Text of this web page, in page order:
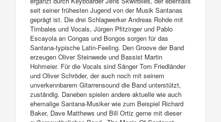
seit seiner frühesten Jugend von der Musik Santanas
geprägt ist. Die drei Schlagwerker Andreas Rohde mit
Timbales und Vocals, Jürgen Pfitzinger und Pablo
Escayola an Congas und Bongos sorgen für das
Santana-typische Latin-Feeling. Den Groove der Band
erzeugen Oliver Steinwede und Bassist Martin
Hohmeier. Für die Vocals sind Sänger Tom Friedländer
und Oliver Schröder, der auch noch mit seinem
unverkennbarem Gitarrensound die Band unterstützt,
zuständig. Daneben spielen andere aktuelle wie auch
ehemalige Santana-Musiker wie zum Beispiel Richard
Baker, Dave Matthews und Bill Ortiz gerne mit dieser